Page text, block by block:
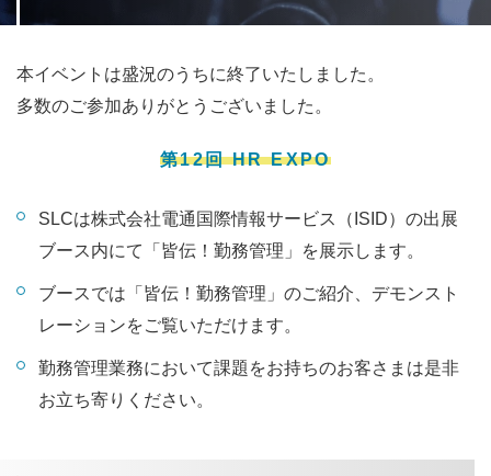
本イベントは盛況のうちに終了いたしました。
多数のご参加ありがとうございました。
第12回 HR EXPO
SLCは株式会社電通国際情報サービス（ISID）の出展
ブース内にて「皆伝！勤務管理」を展示します。
ブースでは「皆伝！勤務管理」のご紹介、デモンスト
レーションをご覧いただけます。
勤務管理業務において課題をお持ちのお客さまは是非
お立ち寄りください。